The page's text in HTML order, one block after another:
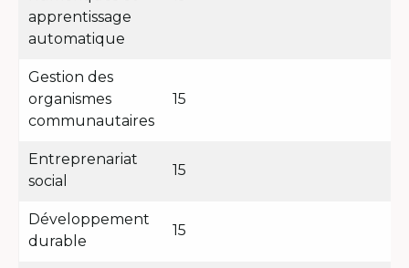
apprentissage
automatique
Gestion des
organismes
communautaires
15
Entreprenariat
social
15
Développement
durable
15